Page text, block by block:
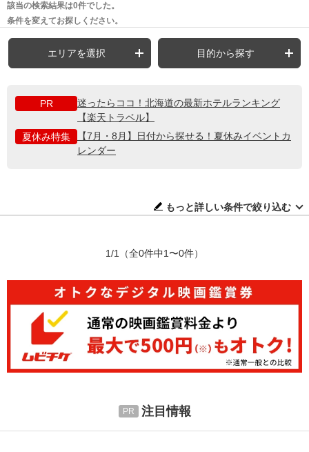
該当の検索結果は0件でした。
条件を変えてお探しください。
エリアを選択 目的から探す
PR
迷ったらココ！北海道の最新ホテルランキング
【楽天トラベル】
夏休み特集
【7月・8月】日付から探せる！夏休みイベントカ
レンダー
もっと詳しい条件で絞り込む
1/1 （全0件中1〜0件）
注目情報